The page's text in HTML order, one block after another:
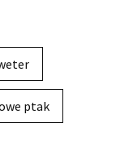
ptak